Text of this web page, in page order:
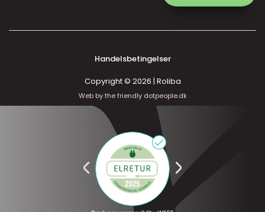
Handelsbetingelser
Copyright © 2026 | Roliba
Web by the friendly dotpeople.dk